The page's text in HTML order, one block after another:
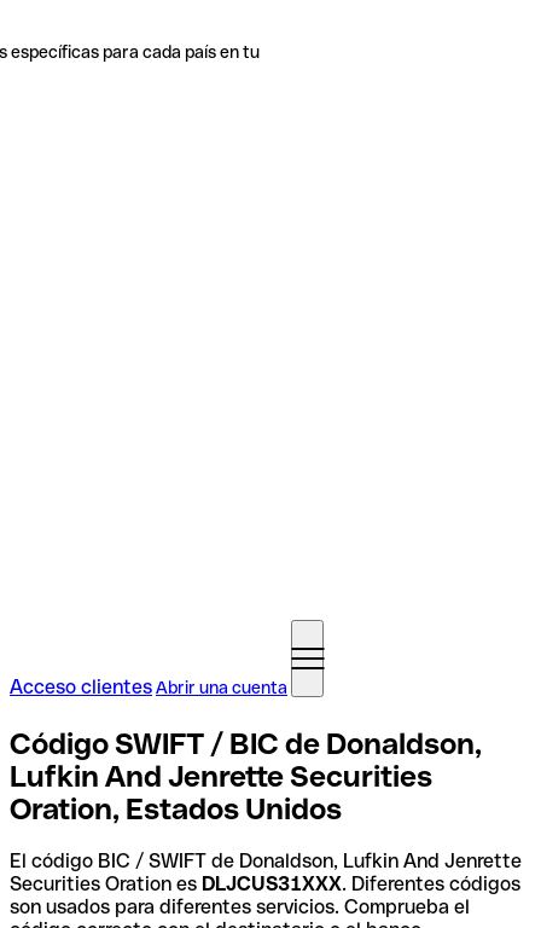
específicas para cada país en tu
Acceso clientesAbrir una cuenta
Código SWIFT / BIC de Donaldson,
Lufkin And Jenrette Securities
Oration, Estados Unidos
El código BIC / SWIFT de Donaldson, Lufkin And Jenrette
Securities Oration es DLJCUS31XXX. Diferentes códigos
son usados para diferentes servicios. Comprueba el